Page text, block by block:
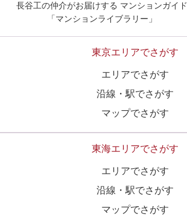
長谷工の仲介がお届けする マンションガイド
「マンションライブラリー」
東京エリアでさがす
エリアでさがす
沿線・駅でさがす
マップでさがす
東海エリアでさがす
エリアでさがす
沿線・駅でさがす
マップでさがす